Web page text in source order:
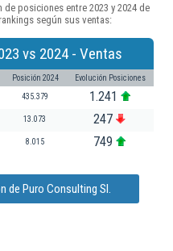
posiciones entre 2023 y 2024 de
según sus ventas:
vs 2024 - Ventas
Posición 2024 Evolución Posiciones
435.379 1.241
13.073 247
8.015 749
de Puro Consulting Sl.